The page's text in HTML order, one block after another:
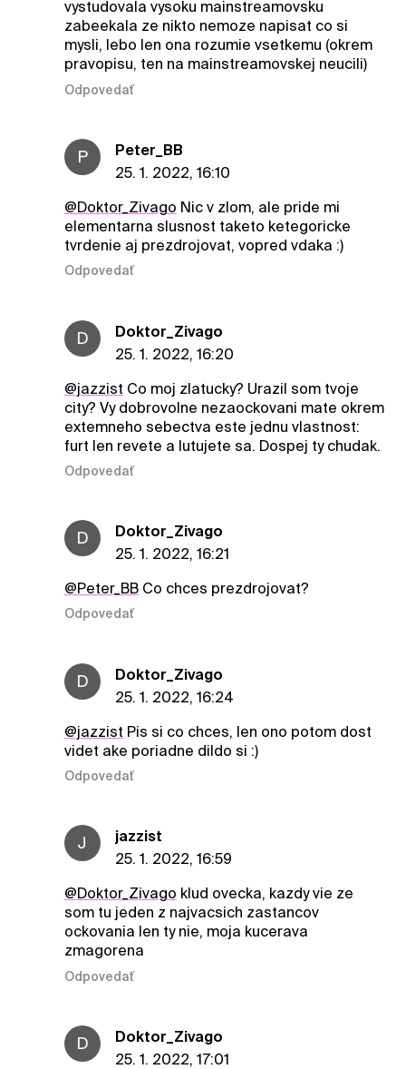
vystudovala vysoku mainstreamovsku
zabeekala ze nikto nemoze napisat co si
mysli, lebo len ona rozumie vsetkemu (okrem
pravopisu, ten na mainstreamovskej neucili)
Odpovedať
P
Peter_BB
25. 1. 2022, 16:10
@Doktor_Zivago Nic v zlom, ale pride mi
elementarna slusnost taketo ketegoricke
tvrdenie aj prezdrojovat, vopred vdaka :)
Odpovedať
D
Doktor_Zivago
25. 1. 2022, 16:20
@jazzist Co moj zlatucky? Urazil som tvoje
city? Vy dobrovolne nezaockovani mate okrem
extemneho sebectva este jednu vlastnost:
furt len revete a lutujete sa. Dospej ty chudak.
Odpovedať
D
Doktor_Zivago
25. 1. 2022, 16:21
@Peter_BBCo chces prezdrojovat?
Odpovedať
D
Doktor_Zivago
25. 1. 2022, 16:24
@jazzist Pis si co chces, len ono potom dost
videt ake poriadne dildo si :)
Odpovedať
J
jazzist
25. 1. 2022, 16:59
@Doktor_Zivago klud ovecka, kazdy vie ze
som tu jeden z najvacsich zastancov
ockovania len ty nie, moja kucerava
zmagorena
Odpovedať
D
Doktor_Zivago
25. 1. 2022, 17:01